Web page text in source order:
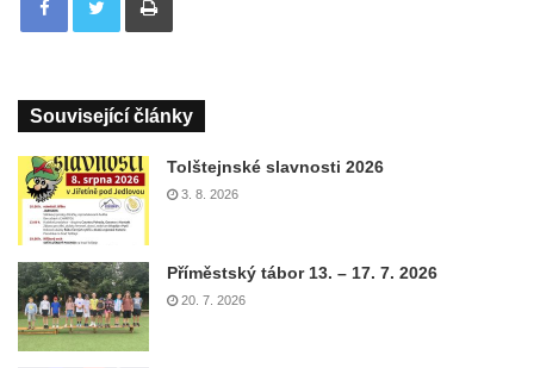
Související články
Tolštejnské slavnosti 2026
3. 8. 2026
Příměstský tábor 13. – 17. 7. 2026
20. 7. 2026